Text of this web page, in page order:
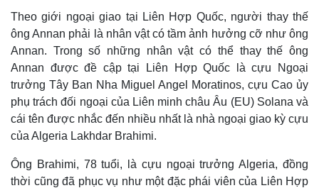
Theo giới ngoại giao tại Liên Hợp Quốc, người thay thế
ông Annan phải là nhân vật có tầm ảnh hưởng cỡ như ông
Annan. Trong số những nhân vật có thể thay thế ông
Annan được đề cập tại Liên Hợp Quốc là cựu Ngoại
trưởng Tây Ban Nha Miguel Angel Moratinos, cựu Cao ủy
phụ trách đối ngoại của Liên minh châu Âu (EU) Solana và
cái tên được nhắc đến nhiều nhất là nhà ngoại giao kỳ cựu
của Algeria Lakhdar Brahimi.
Ông Brahimi, 78 tuổi, là cựu ngoại trưởng Algeria, đồng
thời cũng đã phục vụ như một đặc phái viên của Liên Hợp